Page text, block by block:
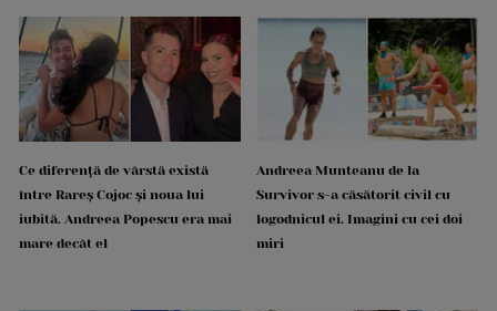
Ce diferență de vârstă există
între Rareș Cojoc și noua lui
iubită. Andreea Popescu era mai
mare decât el
Andreea Munteanu de la
Survivor s-a căsătorit civil cu
logodnicul ei. Imagini cu cei doi
miri